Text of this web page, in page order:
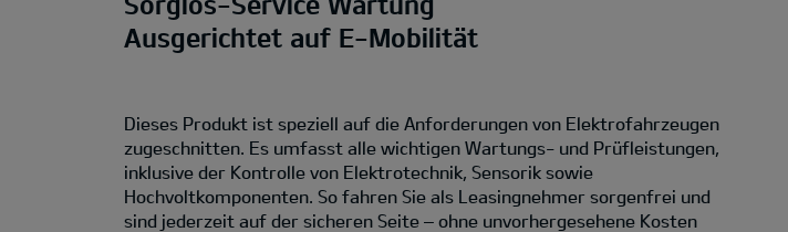
Ausgerichtet auf E-Mobilität
Dieses Produkt ist speziell auf die Anforderungen von Elektrofahrzeugen
zugeschnitten. Es umfasst alle wichtigen Wartungs- und Prüfleistungen,
inklusive der Kontrolle von Elektrotechnik, Sensorik sowie
Hochvoltkomponenten. So fahren Sie als Leasingnehmer sorgenfrei und
sind jederzeit auf der sicheren Seite – ohne unvorhergesehene Kosten